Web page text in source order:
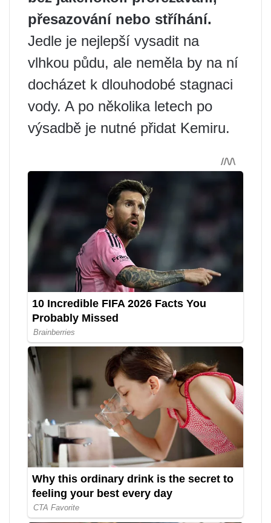
přesazování nebo stříhání.
Jedle je nejlepší vysadit na
vlhkou půdu, ale neměla by na ní
docházet k dlouhodobé stagnaci
vody. A po několika letech po
výsadbě je nutné přidat Kemiru.